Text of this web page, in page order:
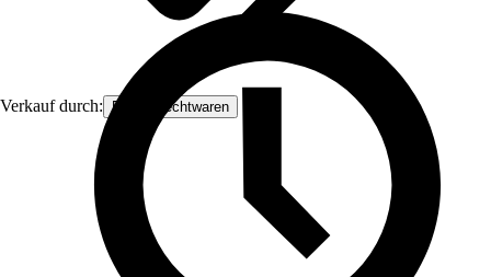
Verkauf durch: Frank Flechtwaren